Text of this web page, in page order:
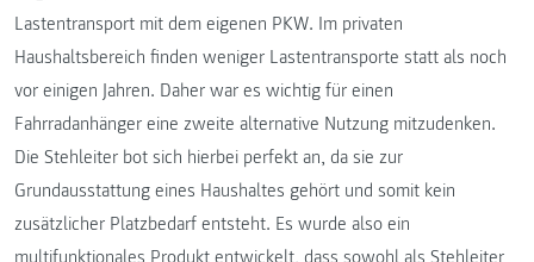
Lastentransport mit dem eigenen PKW. Im privaten
Haushaltsbereich finden weniger Lastentransporte statt als noch
vor einigen Jahren. Daher war es wichtig für einen
Fahrradanhänger eine zweite alternative Nutzung mitzudenken.
Die Stehleiter bot sich hierbei perfekt an, da sie zur
Grundausstattung eines Haushaltes gehört und somit kein
zusätzlicher Platzbedarf entsteht. Es wurde also ein
multifunktionales Produkt entwickelt, dass sowohl als Stehleiter